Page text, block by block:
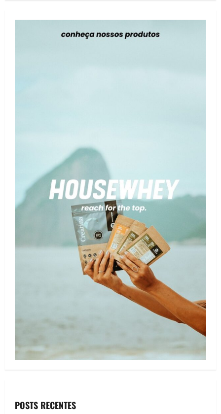
POSTS RECENTES